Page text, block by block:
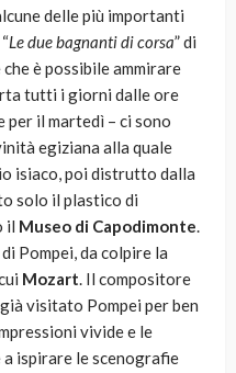
delle più importanti
Le due bagnanti di corsa” di
è possibile ammirare
tutti i giorni dalle ore
il martedì – ci sono
egiziana alla quale
isiaco, poi distrutto dalla
solo il plastico di
il Museo di Capodimonte.
Pompei, da colpire la
Mozart. Il compositore
visitato Pompei per ben
vivide e le
ispirare le scenografie